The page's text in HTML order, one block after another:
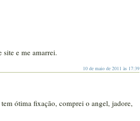
e me amarrei.
10 de maio de 2011 às 17:39
ótima fixação, comprei o angel, jadore,